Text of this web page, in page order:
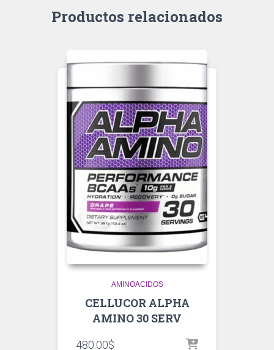
Productos relacionados
AMINOACIDOS
CELLUCOR ALPHA
AMINO 30 SERV
480.00$